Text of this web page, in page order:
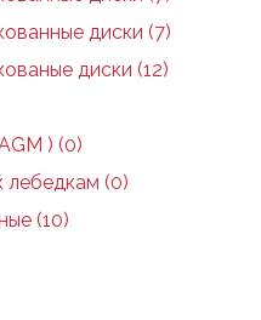
диски (7)
диски (12)
) (0)
лебедкам (0)
(10)